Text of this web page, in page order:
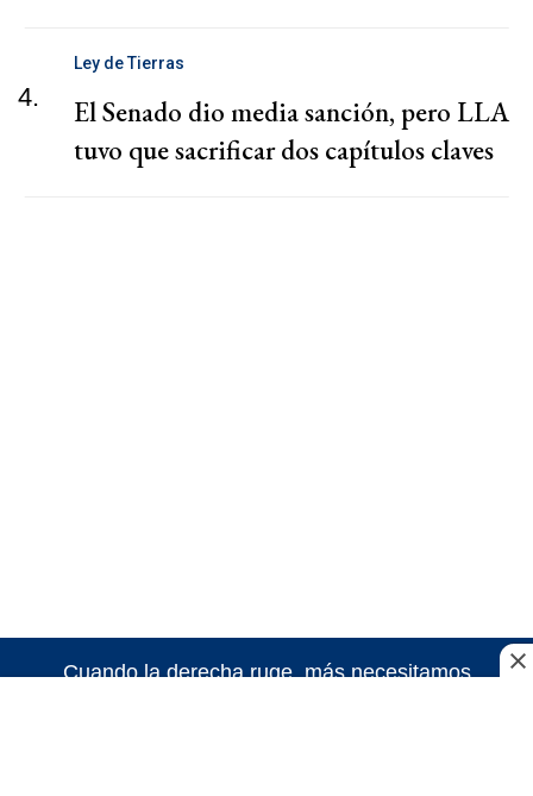
4.
Ley de Tierras
El Senado dio media sanción, pero LLA
tuvo que sacrificar dos capítulos claves
Cuando la derecha ruge, más necesitamos